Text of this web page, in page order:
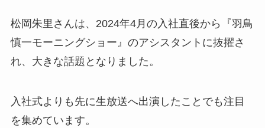
松岡朱里さんは、2024年4月の入社直後から『羽鳥
慎一モーニングショー』のアシスタントに抜擢さ
れ、大きな話題となりました。
入社式よりも先に生放送へ出演したことでも注目
を集めています。